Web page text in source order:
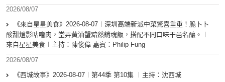
2026/08/07
《來自星星美食》2026-08-07︱深圳高端新派中菜驚喜重重！脆卜卜
酸甜燈影咕嚕肉，堂弄黃油蟹黯然銷魂飯，搭配不同口味干邑名釀。︱
來自星星美食︱主持：陳俊偉 嘉賓：Philip Fung
2026/08/07
《西城故事》2026-08-07︱第44季 第10集 ︱主持：沈西城